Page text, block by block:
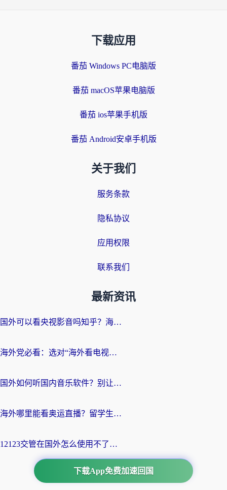
下载应用
番茄 Windows PC电脑版
番茄 macOS苹果电脑版
番茄 ios苹果手机版
番茄 Android安卓手机版
关于我们
服务条款
隐私协议
应用权限
联系我们
最新资讯
国外可以看央视影音吗知乎？海外党亲测有效的回国加速方案
海外党必看：选对“海外看电视剧软件”，再也不用愁国内剧刷不了
国外如何听国内音乐软件？别让地域限制，断了你的中文歌单
海外哪里能看奥运直播？留学生&海外华人必看的体育赛事观赛终极指南
12123交管在国外怎么使用不了？海外华人必看的无缝访问国内资源指南
下载App免费加速回国